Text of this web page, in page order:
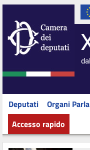
Deputati Organi
Accesso rapido